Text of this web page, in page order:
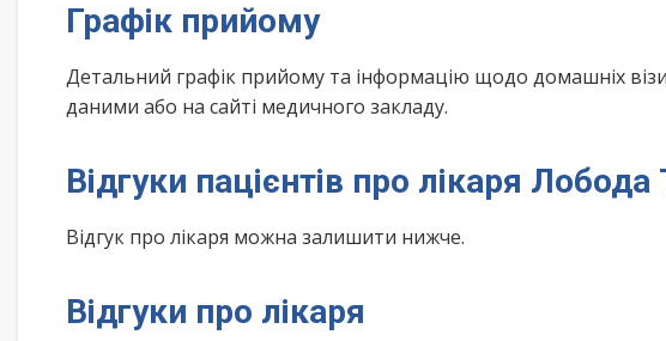
Графік прийому
Детальний графік прийому та інформацію щодо домашніх
даними або на сайті медичного закладу.
Відгуки пацієнтів про лікаря Лобода
Відгук про лікаря можна залишити нижче.
Відгуки про лікаря